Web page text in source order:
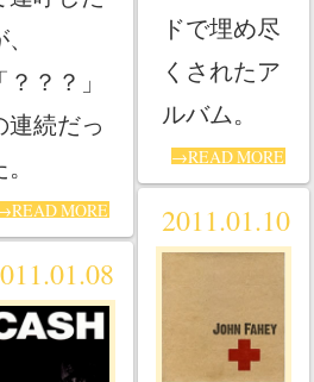
ドで埋め尽
くされたア
ルバム。
→READ MORE
「？？？」
連続だっ
MORE 2011.01.10